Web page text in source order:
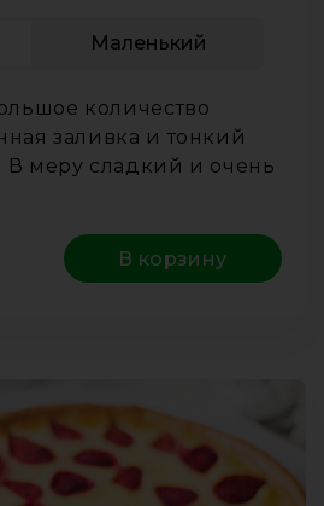
Маленький
количество
заливка и тонкий
В меру сладкий и очень
В корзину